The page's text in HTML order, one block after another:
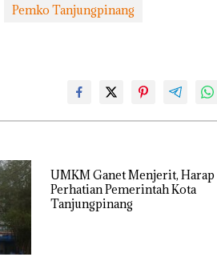
Pemko Tanjungpinang
UMKM Ganet Menjerit, Harap
Perhatian Pemerintah Kota
Tanjungpinang